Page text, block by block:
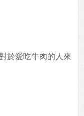
於愛吃牛肉的人來